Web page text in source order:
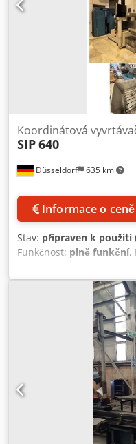
Pokud chcete prodat
kontaktujte nás. Další
stránkách. Prohlídky
návštěvu. Váš tým
Düsseldorf 635 km
Koordinátová
SIP640
Informace o ceně
Stav: připraven k použití
Funkčnost: plně funkční,
Řídicí systém FANUC 80
Ah Isha Demontáž a